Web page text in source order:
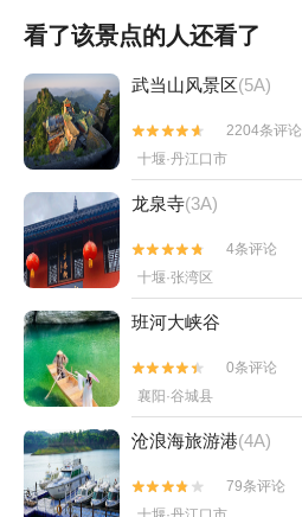
看了该景点的人还看了
武当山风景区(5A)


2204条评论
十堰·丹江口市
龙泉寺(3A)


4条评论
十堰·张湾区
班河大峡谷


0条评论
襄阳·谷城县
沧浪海旅游港(4A)


79条评论